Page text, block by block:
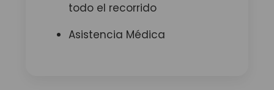
todo el recorrido
Asistencia Médica